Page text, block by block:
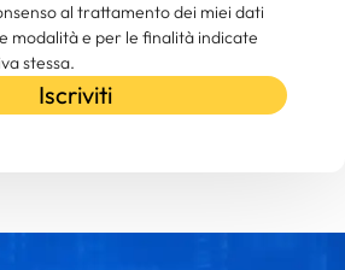
al trattamento dei miei dati
modalità e per le finalità indicate
stessa.
Iscriviti